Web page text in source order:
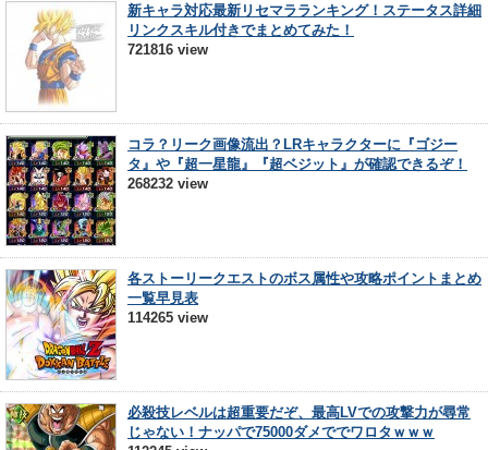
新キャラ対応最新リセマラランキング！ステータス詳細
リンクスキル付きでまとめてみた！
721816 view
コラ？リーク画像流出？LRキャラクターに『ゴジー
タ』や『超一星龍』『超ベジット』が確認できるぞ！
268232 view
各ストーリークエストのボス属性や攻略ポイントまとめ
一覧早見表
114265 view
必殺技レベルは超重要だぞ、最高LVでの攻撃力が尋常
じゃない！ナッパで75000ダメででワロタｗｗｗ